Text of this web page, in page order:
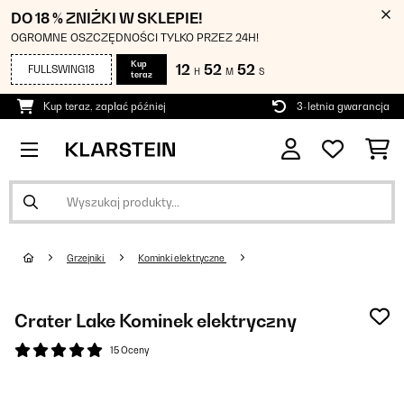
DO 18 % ZNIŻKI W SKLEPIE!
OGROMNE OSZCZĘDNOŚCI TYLKO PRZEZ 24H!
FULLSWING18
Kup
teraz
12 H 52 M 52 S
Kup teraz, zapłać później 3-letnia gwarancja
Grzejniki Kominki elektryczne
Crater Lake Kominek elektryczny
15 Oceny